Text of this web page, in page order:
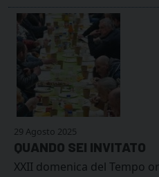
29 Agosto 2025
QUANDO SEI INVITATO
XXII domenica del Tempo